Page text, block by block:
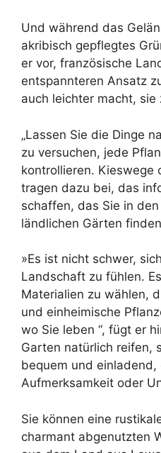
Und während das
akribisch gepflegtes
er vor, französische
entspannteren Ansatz
auch leichter macht, sie
„Lassen Sie die Dinge
zu versuchen, jede
kontrollieren. Kieswege
tragen dazu bei, das
schaffen, das Sie in
ländlichen Gärten
»Es ist nicht schwer,
Landschaft zu fühlen.
Materialien zu wählen,
und einheimische
wo Sie leben “, fügt er
Garten natürlich reifen,
bequem und einladend,
Aufmerksamkeit oder
Sie können eine
charmant abgenutzten